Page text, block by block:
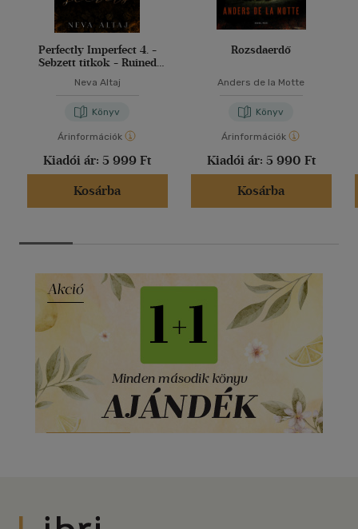
Perfectly Imperfect 4. -
Sebzett titkok - Ruined
Neva Altaj
Könyv
Árinformációk
Kiadói ár: 5 999 Ft
Kosárba
Rozsdaerdő
Anders de la Motte
Könyv
Árinformációk
Kiadói ár: 5 990 Ft
Kosárba